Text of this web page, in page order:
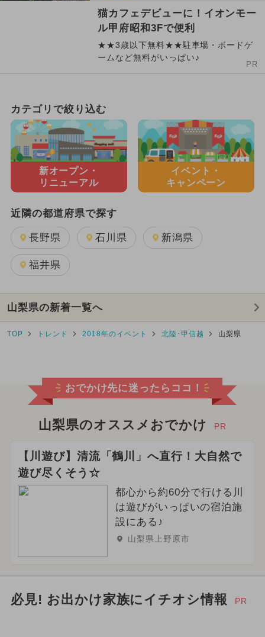
猫カフェデビューに！イオンモー
ル甲府昭和3Fで便利
★★3歳以下無料★★駐車場・ボードゲ
ームなど無料がいっぱい♪
PR
カテゴリで絞り込む
新オープン・
リニューアル
イベント・
キャンペーン
近隣の都道府県で探す
長野県 石川県 新潟県
福井県
山梨県の新着一覧へ
TOP トレンド 2018年のイベント 北陸･甲信越 山梨県
おでかけ先に迷ったらココ！
山梨県のオススメおでかけ PR
【川遊び】清流「鶴川」へ直行！大自然で
遊び尽くそう☆
都心から約60分で行ける川
は遊びがいっぱいの宿泊施
設にある♪
山梨県上野原市
必見! お出かけ家族にイチオシ情報 PR